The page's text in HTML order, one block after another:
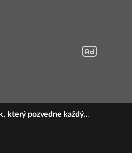
který pozvedne každý…